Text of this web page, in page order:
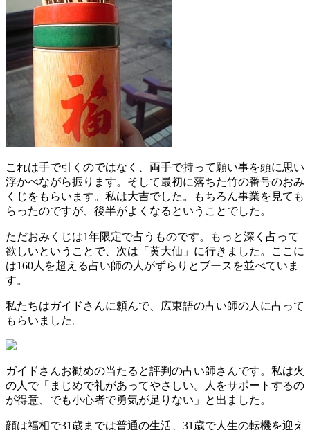
これは手で引くのではなく、両手で持って願い事を頭に思い
浮かべながら振ります。そして最初に落ちた竹の番号のおみ
くじをもらいます。私は大吉でした。もちろん事業を見ても
らったのですが、後半がよくなるということでした。
ただおみくじは1年限定で占うものです。もっと深く占って
欲しいということで、次は「黄大仙」に行きました。ここに
は160人を超える占い師の人がずらりとブースを並べていま
す。
私たちはガイドさんに頼んで、広東語の占い師の人に占って
もらいました。
ガイドさんお勧めの当たると評判の占い師さんです。私は火
の人で「まじめで礼があってやさしい。人をサポートするの
が得意、でも小心者で勇気が足りない」と出ました。
顔は福相で31歳までは普通の生活、31歳で人生の転機を迎え